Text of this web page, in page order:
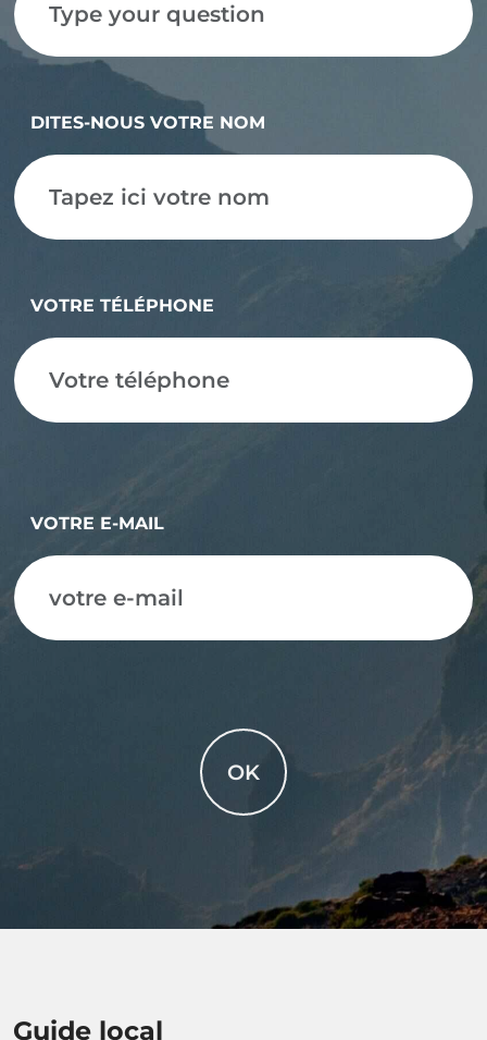
DITES-NOUS VOTRE NOM
VOTRE TÉLÉPHONE
VOTRE E-MAIL
OK
Guide local